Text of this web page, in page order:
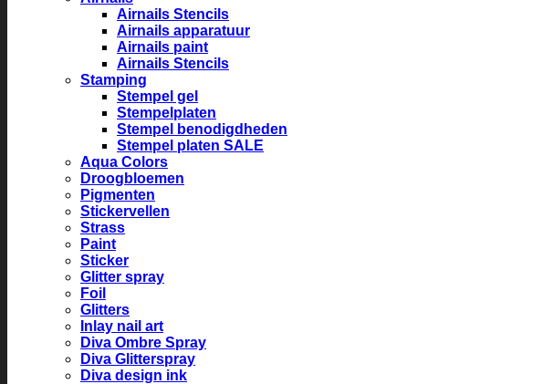
Airnails Stencils
Airnails apparatuur
Airnails paint
Airnails Stencils
Stamping
Stempel gel
Stempelplaten
Stempel benodigdheden
Stempel platen SALE
Aqua Colors
Droogbloemen
Pigmenten
Stickervellen
Strass
Paint
Sticker
Glitter spray
Foil
Glitters
Inlay nail art
Diva Ombre Spray
Diva Glitterspray
Diva design ink